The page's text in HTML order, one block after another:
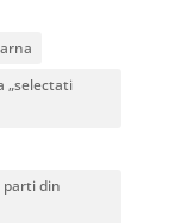
„selectati
parti din